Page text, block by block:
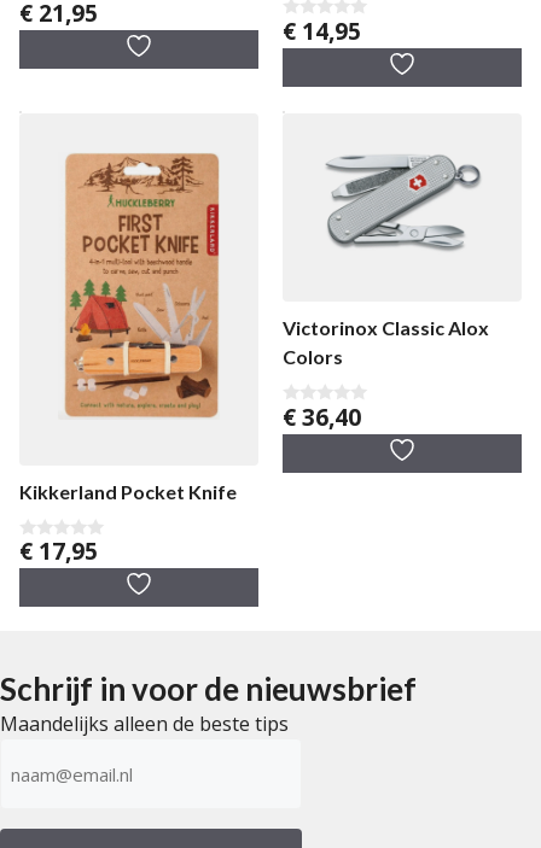
0
v
€ 21,95
0
v
5
€ 14,95
Kikkerland Pocket Knife
0
v
€ 17,95
Victorinox Classic Alox
Colors
0
v
5
€36,40
Schrijf in voor de nieuwsbrief
Maandelijks alleen de beste tips
mailadres